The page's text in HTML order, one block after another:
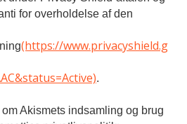
for overholdelse af den
(https://www.privacyshield.g
.
Akismets indsamling og brug